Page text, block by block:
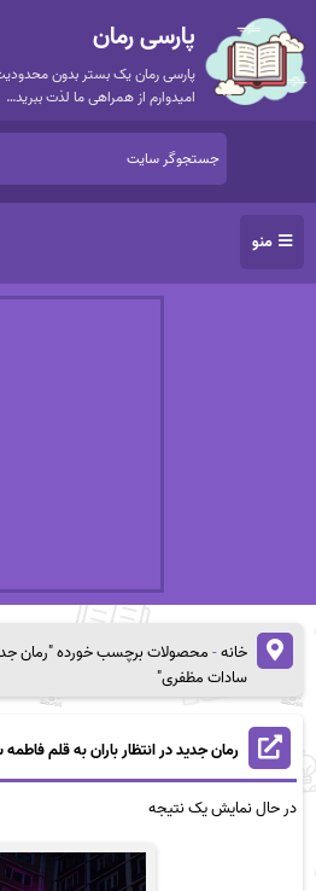
پارسی رمان
پارسی رمان یک بستر بدون
امیدوارم از همراهی ما لذت ببرید…
منو
خانه-محصولات برچسب خورده "رمان
سادات مظفری"
رمان جدید در انتظار باران به قلم
در حال نمایش یک نتیجه